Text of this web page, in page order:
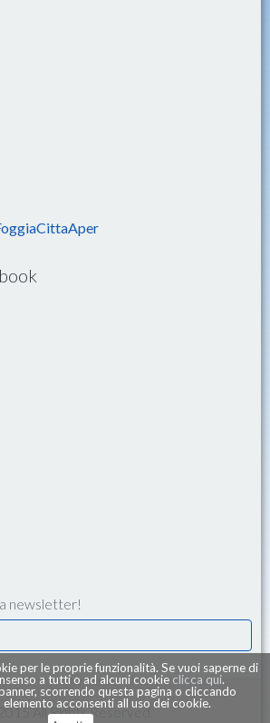
per le proprie funzionalità. Se vuoi saperne di
a tutti o ad alcuni cookie clicca qui.
scorrendo questa pagina o cliccando
elemento acconsenti all uso dei cookie.
newsletter!
All Rights Reserved.